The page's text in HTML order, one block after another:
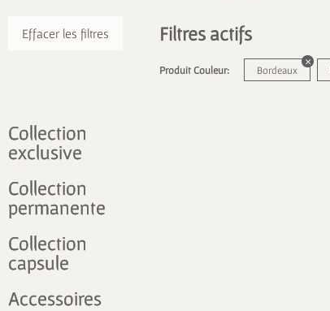
Effacer les filtres
Collection
exclusive
Collection
permanente
Collection
capsule
Accessoires
Filtres actifs
Produit Couleur: Bordeaux